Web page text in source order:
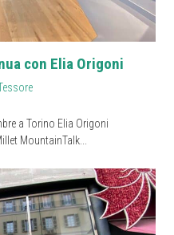
con Elia Origoni
a Torino Elia Origoni
MountainTalk...